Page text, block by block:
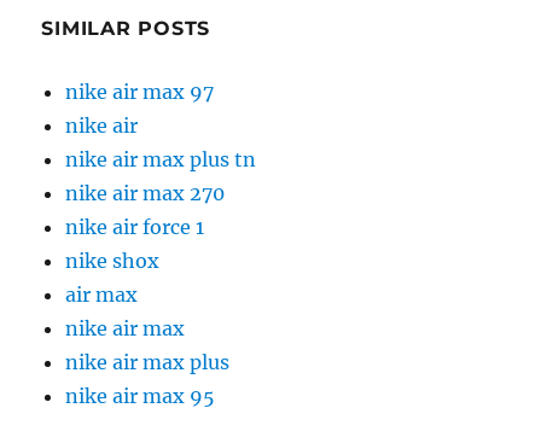
SIMILAR POSTS
nike air max 97
nike air
nike air max plus tn
nike air max 270
nike air force 1
nike shox
air max
nike air max
nike air max plus
nike air max 95